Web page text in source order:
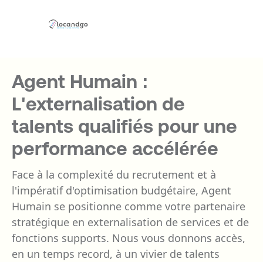
Agent Humain :
L'externalisation de
talents qualifiés pour une
performance accélérée
Face à la complexité du recrutement et à
l'impératif d'optimisation budgétaire, Agent
Humain se positionne comme votre partenaire
stratégique en externalisation de services et de
fonctions supports. Nous vous donnons accès,
en un temps record, à un vivier de talents